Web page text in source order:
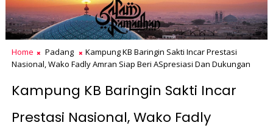
Home Padang
Kampung KB Baringin Sakti Incar Prestasi
Nasional, Wako Fadly Amran Siap Beri ASpresiasi Dan Dukungan
Kampung KB Baringin Sakti Incar
Prestasi Nasional, Wako Fadly